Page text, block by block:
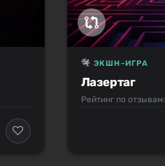
Лазертаг
ЭКШН-ИГРА
Рейтинг по отзывам: